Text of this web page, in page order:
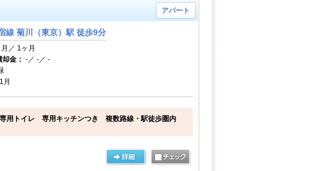
アパート
線 菊川（東京）駅 徒歩9分
／ 1ヶ月
金： -／ -／ -
月
専用トイレ 専用キッチンつき 複数路線・駅徒歩圏内